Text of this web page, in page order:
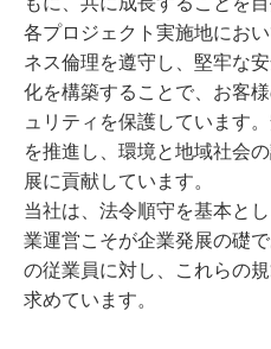
各プロジェクト実施地にお
ネス倫理を遵守し、堅牢な
化を構築することで、お客
ュリティを保護しています
を推進し、環境と地域社会
展に貢献しています。
当社は、法令順守を基本と
業運営こそが企業発展の礎
の従業員に対し、これらの
求めています。